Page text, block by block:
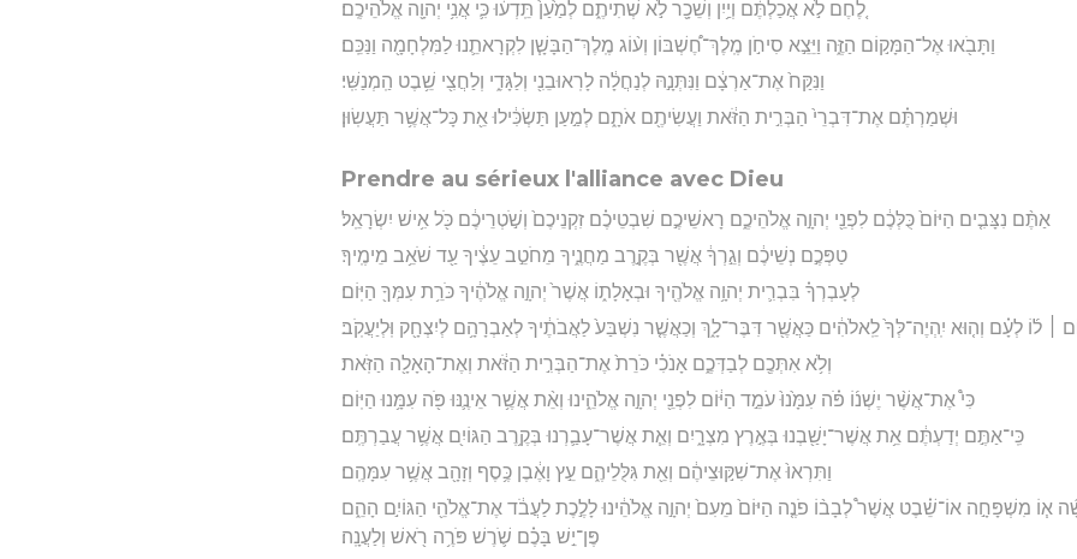
לֶ֚חֶם לֹ֣א אֲכַלְתֶּ֔ם וְיַ֥יִן וְשֵׁכָ֖ר לֹ֣א שְׁתִיתֶ֑ם לְמַ֙עַן֙ תֵּֽדְע֔וּ כִּ֛י אֲנִ֥י יְהוָ֖ה אֱלֹהֵיכֶֽם׃
וַתָּבֹ֖אוּ אֶל־הַמָּק֣וֹם הַזֶּ֑ה וַיֵּצֵ֣א סִיחֹ֣ן מֶֽלֶךְ־חֶ֠שְׁבּוֹן וְע֨וֹג מֶֽלֶךְ־הַבָּשָׁ֧ן לִקְרָאתֵ֛נוּ לַמִּלְחָמָ֖ה וַנַּכֵּֽם׃
וַנִּקַּח֙ אֶת־אַרְצָ֔ם וַנִּתְּנָ֣הּ לְנַחֲלָ֔ה לָרֽאוּבֵנִ֖י וְלַגָּדִ֑י וְלַחֲצִ֖י שֵׁ֥בֶט הַֽמְנַשִּֽׁי׃
וּשְׁמַרְתֶּ֗ם אֶת־דִּבְרֵי֙ הַבְּרִ֣ית הַזֹּ֔את וַעֲשִׂיתֶ֖ם אֹתָ֑ם לְמַ֣עַן תַּשְׂכִּ֔ילוּ אֵ֖ת כָּל־אֲשֶׁ֥ר תַּעֲשֽׂוּן׃
Prendre au sérieux l'alliance avec Dieu
אַתֶּ֨ם נִצָּבִ֤ים הַיּוֹם֙ כֻּלְּכֶ֔ם לִפְנֵ֖י יְהוָ֣ה אֱלֹהֵיכֶ֑ם רָאשֵׁיכֶ֣ם שִׁבְטֵיכֶ֗ם זִקְנֵיכֶם֙ וְשֹׁ֣טְרֵיכֶ֔ם כֹּ֖ל אִ֥ישׁ יִשְׂרָאֵֽל׃
טַפְּכֶ֣ם נְשֵׁיכֶ֔ם וְגֵ֣רְךָ֔ אֲשֶׁ֖ר בְּקֶ֣רֶב מַחֲנֶ֑יךָ מֵחֹטֵ֣ב עֵצֶ֔יךָ עַ֖ד שֹׁאֵ֥ב מֵימֶֽיךָ׃
לְעָבְרְךָ֗ בִּבְרִ֛ית יְהוָ֥ה אֱלֹהֶ֖יךָ וּבְאָלָת֑וֹ אֲשֶׁר֙ יְהוָ֣ה אֱלֹהֶ֔יךָ כֹּרֵ֥ת עִמְּךָ֖ הַיּֽוֹם׃
׀ ל֜וֹ לְעָ֗ם וְה֤וּא יִֽהְיֶה־לְּךָ֙ לֵֽאלֹהִ֔ים כַּאֲשֶׁ֖ר דִּבֶּר־לָ֑ךְ וְכַאֲשֶׁ֤ר נִשְׁבַּע֙ לַאֲבֹתֶ֔יךָ לְאַבְרָהָ֥ם לְיִצְחָ֖ק וּֽלְיַעֲקֹֽב׃
וְלֹ֥א אִתְּכֶ֖ם לְבַדְּכֶ֑ם אָנֹכִ֗י כֹּרֵת֙ אֶת־הַבְּרִ֣ית הַזֹּ֔את וְאֶת־הָאָלָ֖ה הַזֹּֽאת׃
כִּי֩ אֶת־אֲשֶׁ֨ר יֶשְׁנ֜וֹ פֹּ֗ה עִמָּ֙נוּ֙ עֹמֵ֣ד הַיּ֔וֹם לִפְנֵ֖י יְהוָ֣ה אֱלֹהֵ֑ינוּ וְאֵ֨ת אֲשֶׁ֥ר אֵינֶ֛נּוּ פֹּ֖ה עִמָּ֥נוּ הַיּֽוֹם׃
כִּֽי־אַתֶּ֣ם יְדַעְתֶּ֔ם אֵ֥ת אֲשֶׁר־יָשַׁ֖בְנוּ בְּאֶ֣רֶץ מִצְרָ֑יִם וְאֵ֧ת אֲשֶׁר־עָבַ֛רְנוּ בְּקֶ֥רֶב הַגּוֹיִ֖ם אֲשֶׁ֥ר עֲבַרְתֶּֽם׃
וַתִּרְאוּ֙ אֶת־שִׁקּ֣וּצֵיהֶ֔ם וְאֵ֖ת גִּלֻּלֵיהֶ֑ם עֵ֣ץ וָאֶ֔בֶן כֶּ֥סֶף וְזָהָ֖ב אֲשֶׁ֥ר עִמָּהֶֽם׃
א֧וֹ מִשְׁפָּחָ֣ה אוֹ־שֵׁ֗בֶט אֲשֶׁר֩ לְבָב֨וֹ פֹנֶ֤ה הַיּוֹם֙ מֵעִם֙ יְהוָ֣ה אֱלֹהֵ֔ינוּ לָלֶ֣כֶת לַעֲבֹ֔ד אֶת־אֱלֹהֵ֖י הַגּוֹיִ֣ם הָהֵ֑ם
פֶּן־יֵ֣שׁ בָּכֶ֗ם שֹׁ֛רֶשׁ פֹּרֶ֥ה רֹ֖אשׁ וְלַעֲנָֽה׃